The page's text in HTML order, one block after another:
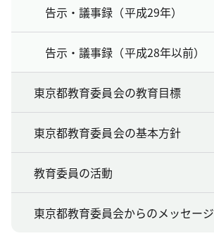
告示・議事録（平成29年）
告示・議事録（平成28年以前）
東京都教育委員会の教育目標
東京都教育委員会の基本方針
教育委員の活動
東京都教育委員会からのメッセージ